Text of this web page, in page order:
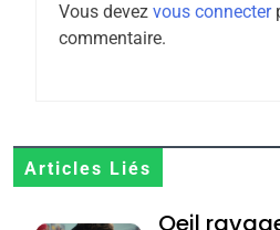
Vous devez vous connecter
commentaire.
Articles Liés
Oeil
7
8